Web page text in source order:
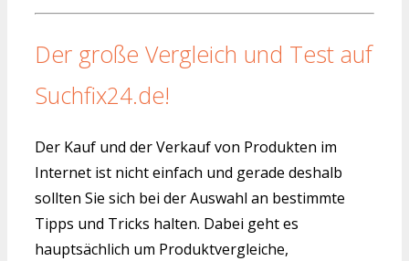
Der große Vergleich und Test auf
Suchfix24.de!
Der Kauf und der Verkauf von Produkten im
Internet ist nicht einfach und gerade deshalb
sollten Sie sich bei der Auswahl an bestimmte
Tipps und Tricks halten. Dabei geht es
hauptsächlich um Produktvergleiche,